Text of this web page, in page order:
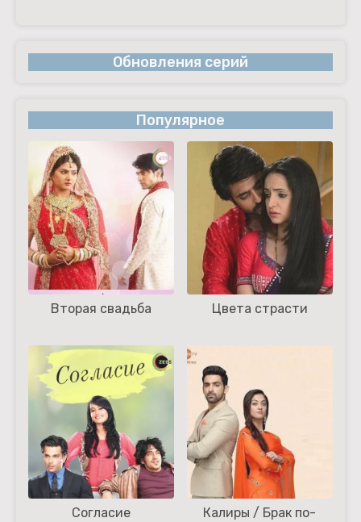
Обновления серий
Популярное
Вторая свадьба Цвета страсти
Согласие
Калиры / Брак по-